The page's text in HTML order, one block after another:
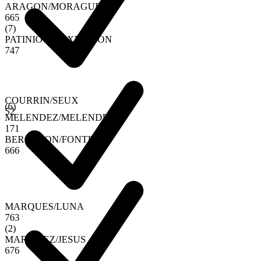
COURRIN/SEUX
52
ARAGON/MORAGUES
665
(7)
PATINIOTIS
AXELSSON
747
(6)
MELENDEZ/MELENDEZ
1 71
BERGERON/FONTENY
666
MARQUES/LUNA
763
(2)
MARTINEZ/JESUS
676